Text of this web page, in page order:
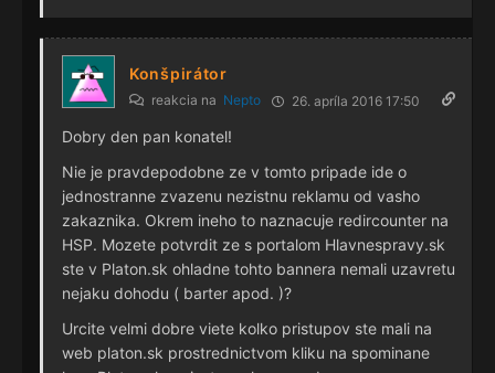
Konšpirátor
reakcia na Nepto 26. apríla 2016 17:50
Dobry den pan konatel!
Nie je pravdepodobne ze v tomto pripade ide o
jednostranne zvazenu nezistnu reklamu od vasho
zakaznika. Okrem ineho to naznacuje redircounter na
HSP. Mozete potvrdit ze s portalom Hlavnespravy.sk
ste v Platon.sk ohladne tohto bannera nemali uzavretu
nejaku dohodu ( barter apod. )?
Urcite velmi dobre viete kolko pristupov ste mali na
web platon.sk prostrednictvom kliku na spominane